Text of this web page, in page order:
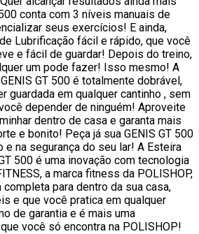
conta com 3 níveis manuais de
seus exercícios! E ainda,
Lubrificação fácil e rápido, que você
e fácil de guardar! Depois do treino,
um pode fazer! Isso mesmo! A
GT 500 é totalmente dobrável,
guardada em qualquer cantinho , sem
depender de ninguém! Aproveite
dentro de casa e garanta mais
e bonito! Peça já sua GENIS GT 500
e na segurança do seu lar! A Esteira
500 é uma inovação com tecnologia
a marca fitness da POLISHOP,
completa para dentro da sua casa,
e que você pratica em qualquer
de garantia e é mais uma
você só encontra na POLISHOP!